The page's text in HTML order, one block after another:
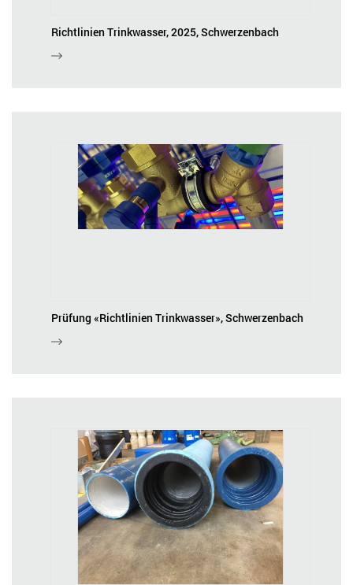
Richtlinien Trinkwasser, 2025, Schwerzenbach
Prüfung «Richtlinien Trinkwasser», Schwerzenbach